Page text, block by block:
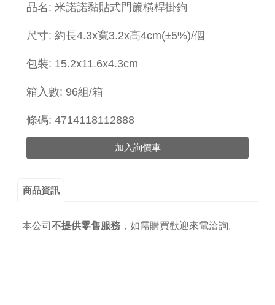
品名: 米諾諾黏貼式門簾橫桿掛鉤
尺寸: 約長4.3x寬3.2x高4cm(±5%)/個
包裝: 15.2x11.6x4.3cm
箱入數: 96組/箱
條碼: 4714118112888
加入詢價車
商品資訊
本公司 不提供零售服務， 如需購買歡迎來電洽詢。